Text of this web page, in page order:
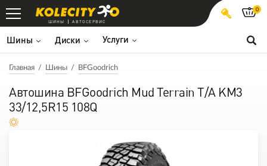
ШИНЫ АВТОСЕРВИС
Шины Диски Услуги
0
Главная Шины BFGoodrich
Автошина BFGoodrich Mud Terrain T/A KM3
33/12,5R15 108Q